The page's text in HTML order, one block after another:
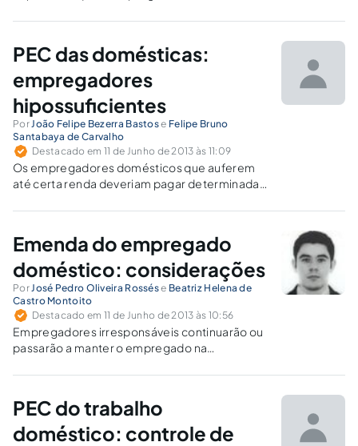
empregado doméstico. Trata-se de garantia e
PEC das domésticas:
empregadores
hipossuficientes
PorJoão Felipe Bezerra Bastose Felipe Bruno
Santabaya de Carvalho
Destacado em 11 de Junho de 2013 às 11:09
Os empregadores domésticos que auferem
até certa renda deveriam pagar determinadas
como horas extras e adicional noturno em
custeado pelo Estado, de forma indireta.
Emenda do empregado
doméstico: considerações
PorJosé Pedro Oliveira Rossése Beatriz Helena de
Castro Montoito
Destacado em 11 de Junho de 2013 às 10:56
Empregadores irresponsáveis continuarão ou
passarão a manter o empregado na
daqui alguns dias inúmeras reclamações
patrões indo à insolvência.
PEC do trabalho
doméstico: controle de